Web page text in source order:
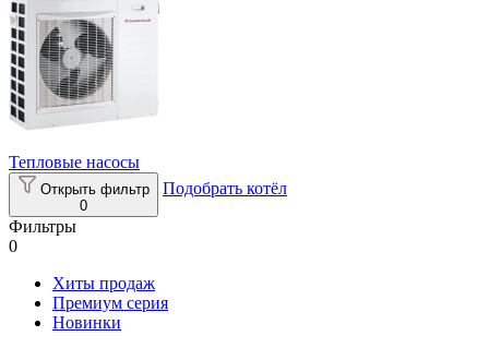
Тепловые насосы
Открыть фильтр
0
Подобрать котёл
Фильтры
0
Хиты продаж
Премиум серия
Новинки